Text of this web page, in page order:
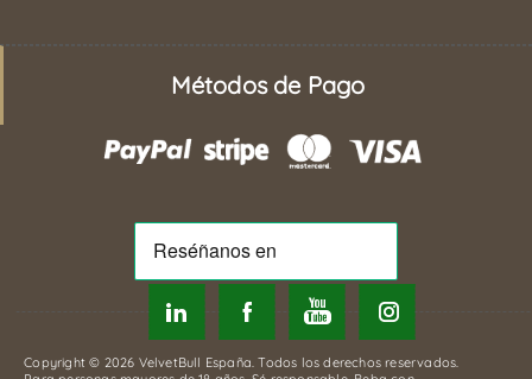
Métodos de Pago
Copyright © 2026 VelvetBull España. Todos los derechos reservados.